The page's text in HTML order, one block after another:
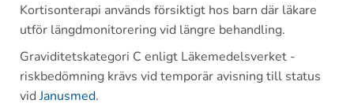
Kortisonterapi används försiktigt hos barn där läkare
utför längdmonitorering vid längre behandling.
Graviditetskategori C enligt Läkemedelsverket -
riskbedömning krävs vid temporär avisning till status
vidJanusmed.